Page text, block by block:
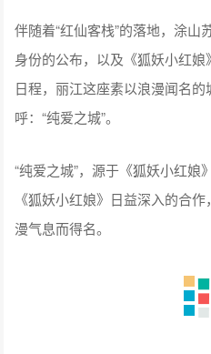
日程，丽江这座素以浪漫闻名
呼：“纯爱之城”。
“纯爱之城”，源于《狐妖小红娘
漫气息而得名。
除了拥有“红仙客栈”IP体验馆的